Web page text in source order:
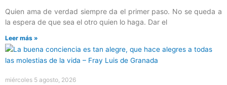
Quien ama de verdad siempre da el primer paso. No se queda a
la espera de que sea el otro quien lo haga. Dar el
Leer más »
miércoles 5 agosto, 2026